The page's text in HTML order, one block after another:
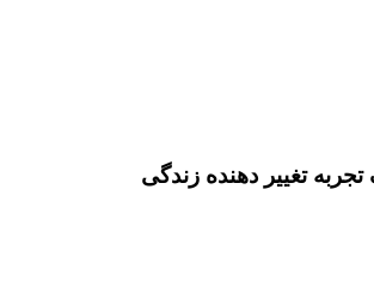
تغییر دهنده زندگی